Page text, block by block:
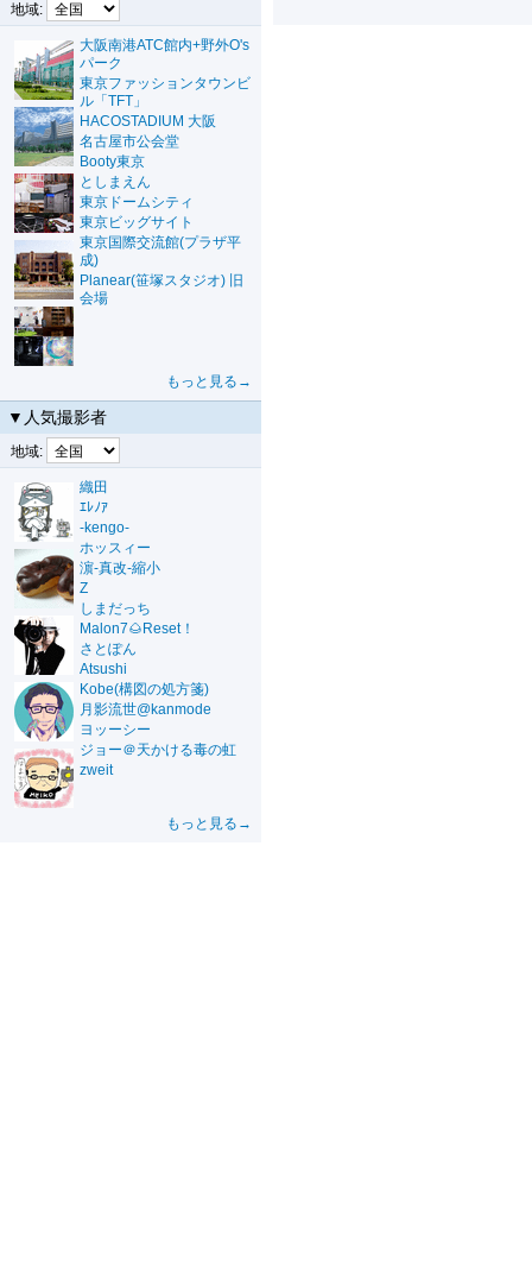
地域:
大阪南港ATC館内+野外O's
パーク
東京ファッションタウンビ
ル「TFT」
HACOSTADIUM 大阪
名古屋市公会堂
Booty東京
としまえん
東京ドームシティ
東京ビッグサイト
東京国際交流館(プラザ平
成)
Planear(笹塚スタジオ) 旧
会場
もっと見る→
▼人気撮影者
地域:
織田
ｴﾚﾉｱ
-kengo-
ホッスィー
濵-真改-縮小
Z
しまだっち
Malon7🌰Reset！
さとぽん
Atsushi
Kobe(構図の処方箋)
月影流世@kanmode
ヨッーシー
ジョー＠天かける毒の虹
zweit
もっと見る→